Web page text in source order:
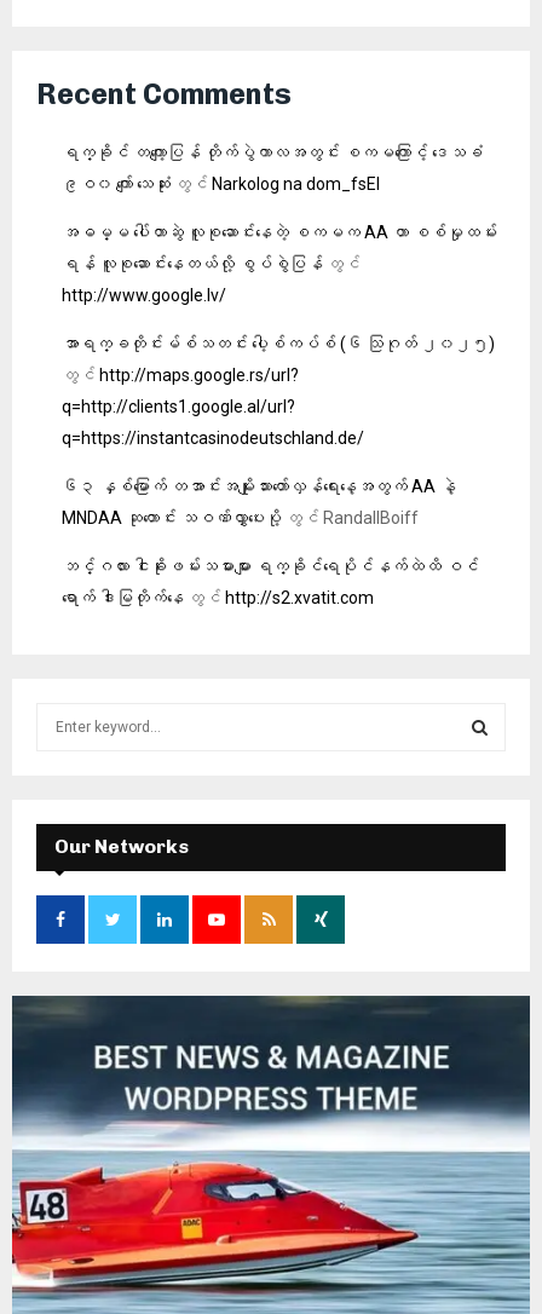
Recent Comments
ရက္ခိုင် တကျော့ပြန် တိုက်ပွဲကာလအတွင်း စကမကြောင့် ဒေသခံ
၉ဝ၀ ကျော် သေဆုံး တွင် Narkolog na dom_fsEl
အဓမ္မ ပေါ်တာဆွဲ လူစုဆောင်းနေတဲ့ စကမက AA ဟာ စစ်မှုထမ်း
ရန် လူစု‌ဆောင်းနေတယ်လို့ စွပ်စွဲပြန် တွင်
http://www.google.lv/
အာရက္ခတိုင်းမ်စ်သတင်း ပေါ့စ်ကပ်စ် (၆ သြဂုတ် ၂၀၂၅)
တွင် http://maps.google.rs/url?
q=http://clients1.google.al/url?
q=https://instantcasinodeutschland.de/
၆၃ နှစ်မြောက် တအာင်းအမျိုးသားတော်လှန်ရေးနေ့အတွက် AA နဲ့
MNDAA ဆုတောင်း သဝဏ်လွှာပေးပို့ တွင် RandallBoiff
ဘင်္ဂလား ငါးခိုးဖမ်းသမားများ ရက္ခိုင်ရေပိုင်နက်ထဲထိ ဝင်
ရောက် ဒါးမြတိုက်နေ တွင် http://s2.xvatit.com
f
o
:
E
A
Our Networks